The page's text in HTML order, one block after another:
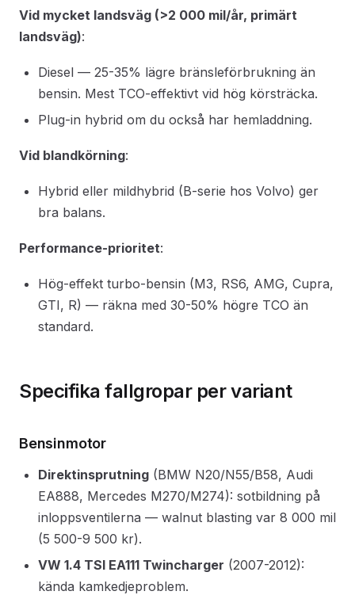
Vid mycket landsväg (>2 000 mil/år, primärt
landsväg):
Diesel — 25-35% lägre bränsleförbrukning än
bensin. Mest TCO-effektivt vid hög körsträcka.
Plug-in hybrid om du också har hemladdning.
Vid blandkörning:
Hybrid eller mildhybrid (B-serie hos Volvo) ger
bra balans.
Performance-prioritet:
Hög-effekt turbo-bensin (M3, RS6, AMG, Cupra,
GTI, R) — räkna med 30-50% högre TCO än
standard.
Specifika fallgropar per variant
Bensinmotor
Direktinsprutning (BMW N20/N55/B58, Audi
EA888, Mercedes M270/M274): sotbildning på
inloppsventilerna — walnut blasting var 8 000 mil
(5 500-9 500 kr).
VW 1.4 TSI EA111 Twincharger (2007-2012):
kända kamkedjeproblem.